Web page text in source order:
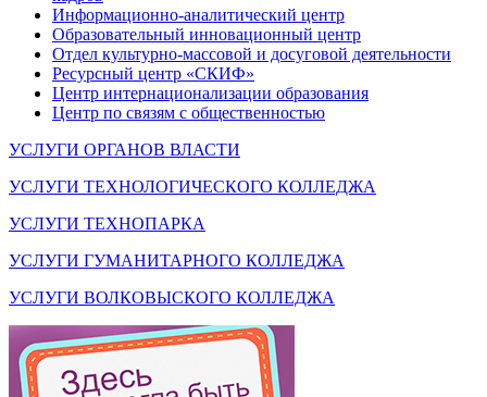
Информационно-аналитический центр
Образовательный инновационный центр
Отдел культурно-массовой и досуговой деятельности
Ресурсный центр «СКИФ»
Центр интернационализации образования
Центр по связям с общественностью
УСЛУГИ ОРГАНОВ ВЛАСТИ
УСЛУГИ ТЕХНОЛОГИЧЕСКОГО КОЛЛЕДЖА
УСЛУГИ ТЕХНОПАРКА
УСЛУГИ ГУМАНИТАРНОГО КОЛЛЕДЖА
УСЛУГИ ВОЛКОВЫСКОГО КОЛЛЕДЖА